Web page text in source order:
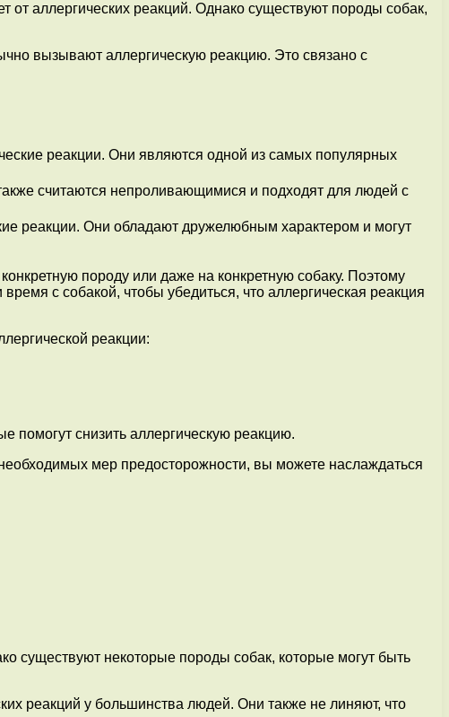
аллергических реакций. Однако существуют породы собак,
вызывают аллергическую реакцию. Это связано с
реакции. Они являются одной из самых популярных
считаются непроливающимися и подходят для людей с
реакции. Они обладают дружелюбным характером и могут
породу или даже на конкретную собаку. Поэтому
с собакой, чтобы убедиться, что аллергическая реакция
реакции:
помогут снизить аллергическую реакцию.
мер предосторожности, вы можете наслаждаться
существуют некоторые породы собак, которые могут быть
реакций у большинства людей. Они также не линяют, что